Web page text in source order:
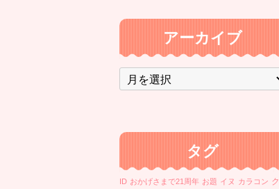
アーカイブ
ア
ー
ブ
タグ
ID おかげさまで21周年 お題 イヌ カラコン ク